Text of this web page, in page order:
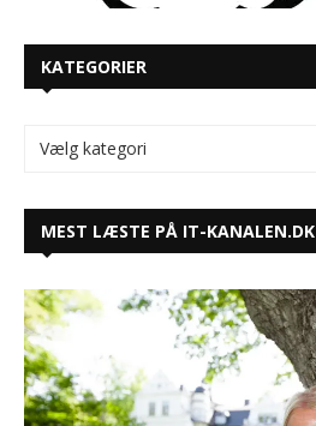
KATEGORIER
MEST LÆSTE PÅ IT-KANALEN.DK